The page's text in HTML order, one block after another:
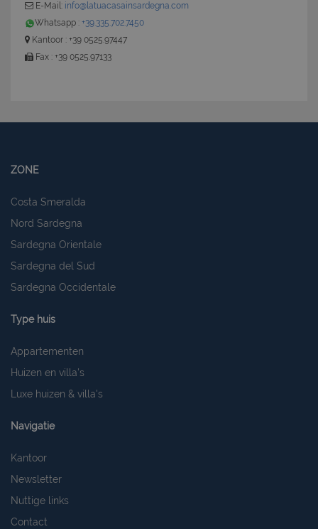
E-Mail: info@latuacasainsardegna.com
Whatsapp : +39.335.702.7450
Kantoor : +39 0525.97447
Fax : +39 0525.97133
ZONE
Costa Smeralda
Nord Sardegna
Sardegna Orientale
Sardegna del Sud
Sardegna Occidentale
Type huis
Appartementen
Huizen en villa's
Luxe huizen & villa's
Navigatie
Kantoor
Newsletter
Nuttige links
Contact